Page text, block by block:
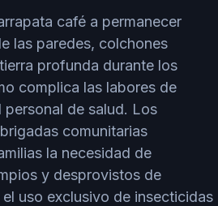
café a permanecer
las paredes, colchones
profunda durante los
complica las labores de
de salud. Los
comunitarias
la necesidad de
y desprovistos de
uso exclusivo de insecticidas